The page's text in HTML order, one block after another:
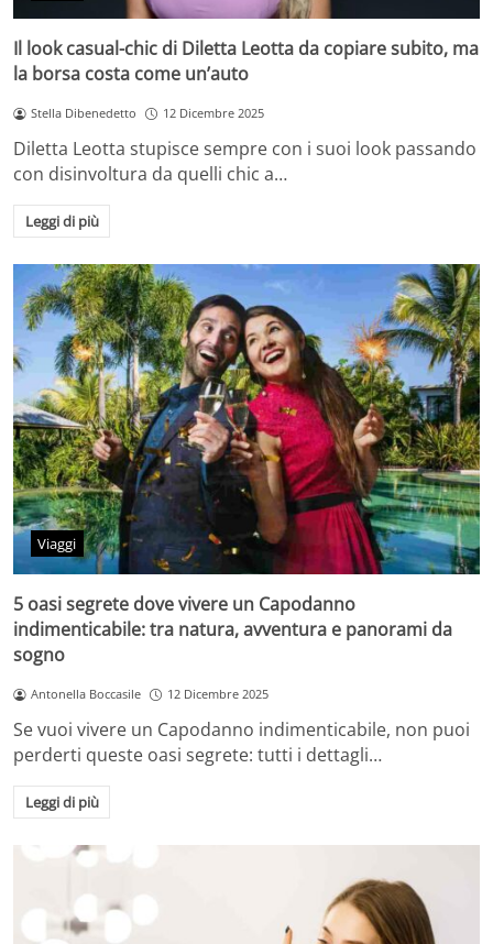
Il look casual-chic di Diletta Leotta da copiare subito, ma
la borsa costa come un’auto
Stella Dibenedetto 12 Dicembre 2025
Diletta Leotta stupisce sempre con i suoi look passando
con disinvoltura da quelli chic a…
Leggi di più
Viaggi
5 oasi segrete dove vivere un Capodanno
indimenticabile: tra natura, avventura e panorami da
sogno
Antonella Boccasile 12 Dicembre 2025
Se vuoi vivere un Capodanno indimenticabile, non puoi
perderti queste oasi segrete: tutti i dettagli…
Leggi di più